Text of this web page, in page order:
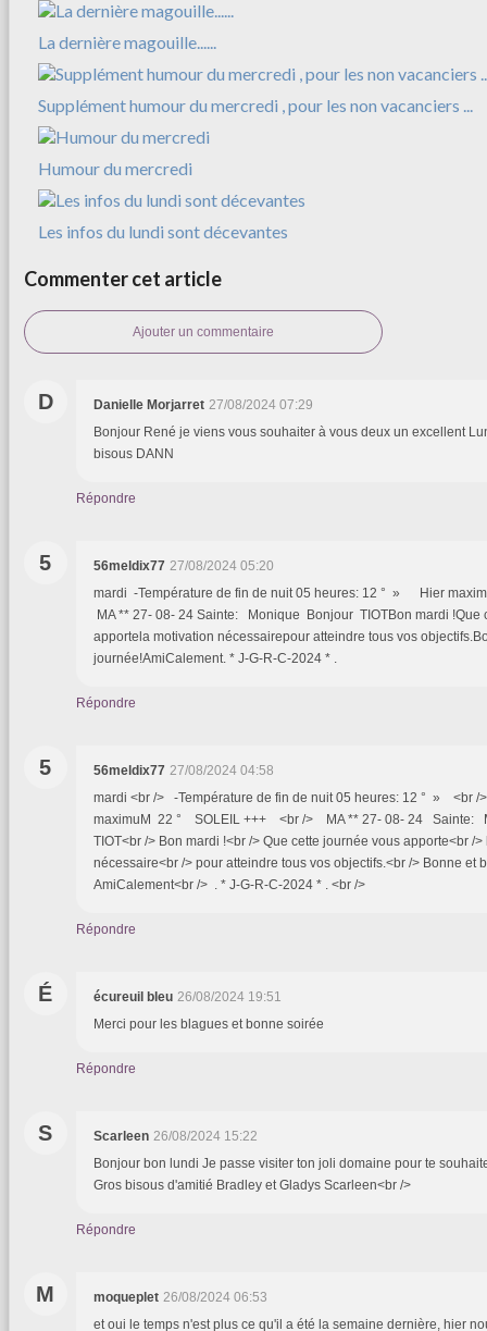
La dernière magouille......
Supplément humour du mercredi , pour les non vacanciers ...
Humour du mercredi
Les infos du lundi sont décevantes
Commenter cet article
Ajouter un commentaire
D Danielle Morjarret 27/08/2024 07:29
Bonjour René je viens vous souhaiter à vous deux un excellent
bisous DANN
Répondre
5 56meldix77 27/08/2024 05:20
mardi -Température de fin de nuit 05 heures: 12 ° » Hier
MA ** 27- 08- 24 Sainte: Monique Bonjour TIOTBon mardi !Que
apportela motivation nécessairepour atteindre tous vos
journée!AmiCalement. * J-G-R-C-2024 * .
Répondre
5 56meldix77 27/08/2024 04:58
mardi <br /> -Température de fin de nuit 05 heures: 12 ° » <br
maximuM 22 ° SOLEIL +++ <br /> MA ** 27- 08- 24 Sainte:
TIOT<br /> Bon mardi !<br /> Que cette journée vous apporte<br /
nécessaire<br /> pour atteindre tous vos objectifs.<br /> Bonne et
AmiCalement<br /> . * J-G-R-C-2024 * . <br />
Répondre
É écureuil bleu 26/08/2024 19:51
Merci pour les blagues et bonne soirée
Répondre
S Scarleen 26/08/2024 15:22
Bonjour bon lundi Je passe visiter ton joli domaine pour te
Gros bisous d'amitié Bradley et Gladys Scarleen<br />
Répondre
M moqueplet 26/08/2024 06:53
et oui le temps n'est plus ce qu'il a été la semaine dernière, hier